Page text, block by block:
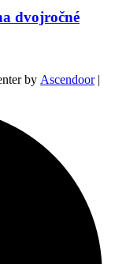
dvojročné
by Ascendoor|